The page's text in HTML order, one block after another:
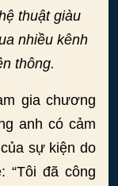
thuật giàu
nhiều kênh
thông.
gia chương
anh có cảm
sự kiện do
“Tôi đã công